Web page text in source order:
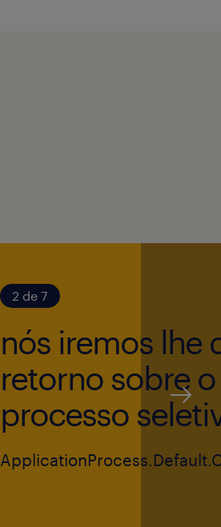
2 de 7
nós iremos lhe
retorno sobre o
processo